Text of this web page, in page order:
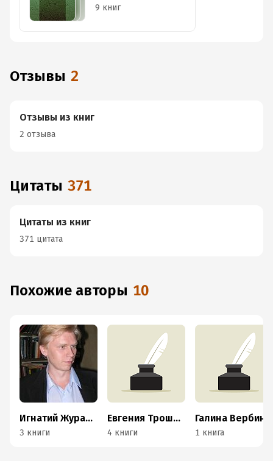
9 книг
Отзывы 2
Отзывы из книг
2 отзыва
Цитаты 371
Цитаты из книг
371 цитата
Похожие авторы 10
Игнатий Журавлев
3 книги
Евгения Трошихина
4 книги
Галина Вербина
1 книга